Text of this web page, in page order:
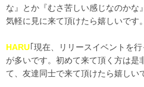
な』とか『むさ苦しい感じなのかな
気軽に見に来て頂けたら嬉しいです
HARU ｢現在、リリースイベントを
が多いです。初めて来て頂く方は是
て、友達同士で来て頂けたら嬉しい